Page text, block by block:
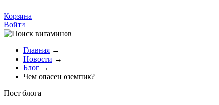
Корзина
Войти
Главная →
Новости →
Блог →
Чем опасен оземпик?
Пост блога